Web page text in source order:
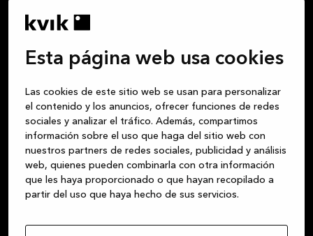
Esta página web usa cookies
Las cookies de este sitio web se usan para personalizar
el contenido y los anuncios, ofrecer funciones de redes
sociales y analizar el tráfico. Además, compartimos
información sobre el uso que haga del sitio web con
nuestros partners de redes sociales, publicidad y análisis
web, quienes pueden combinarla con otra información
que les haya proporcionado o que hayan recopilado a
partir del uso que haya hecho de sus servicios.
Buscar una tienda
Suscríbete a nuestro boletín y